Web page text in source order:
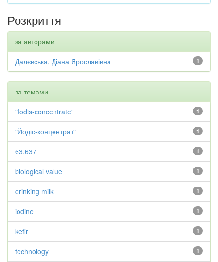
Розкриття
за авторами
1
Далєвська, Діана Ярославівна
за темами
1
"Iodis-concentrate"
1
"Йодіс-концентрат"
1
63.637
1
biological value
1
drinking milk
1
iodine
1
kefir
1
technology